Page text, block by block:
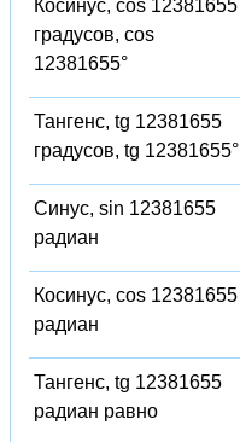
Косинус, cos 12381655
градусов, cos
12381655°
Тангенс, tg 12381655
градусов, tg 12381655°
Синус, sin 12381655
радиан
Косинус, cos 12381655
радиан
Тангенс, tg 12381655
радиан равно